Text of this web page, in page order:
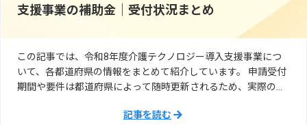
支援事業の補助金｜受付状況まとめ
この記事では、令和8年度介護テクノロジー導入支援事業につ
いて、各都道府県の情報をまとめて紹介しています。 申請受付
期間や要件は都道府県によって随時更新されるため、実際の申
記事を読む